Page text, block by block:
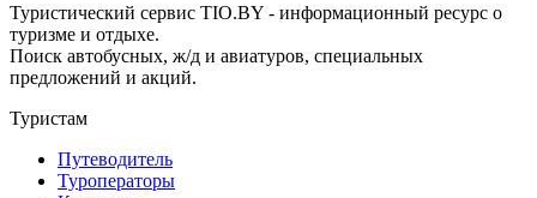
Туристический сервис TIO.BY - информационный ресурс о
туризме и отдыхе.
Поиск автобусных, ж/д и авиатуров, специальных
предложений и акций.
Туристам
Путеводитель
Туроператоры